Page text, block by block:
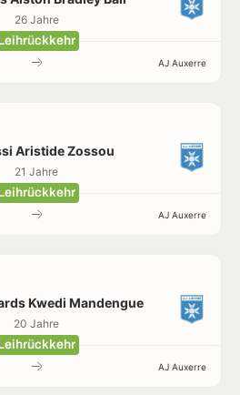
26 Jahre
AJ Auxerre
Aristide Zossou
21 Jahre
AJ Auxerre
Kwedi Mandengue
20 Jahre
AJ Auxerre